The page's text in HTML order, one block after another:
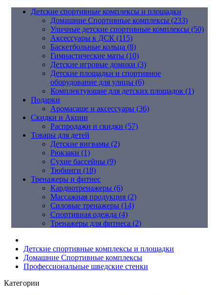
Детские спортивные комплексы и площадки
Домашние Спортивные комплексы (233)
Уличные детские спортивные комплексы (50)
Аксессуары к ДСК (115)
Баскетбольные кольца (8)
Гимнастические маты (10)
Детские игровые домики (3)
Детские площадки и спортивное
оборудование для улицы (6)
Комплектующие для детских площадок (1)
Подарки
Аромасаше и аксессуары (36)
Скидки и Акции
Распродажи и скидки (57)
Товары для детей
Детские вигвамы (2)
Рюкзаки (1)
Сухие бассейны (9)
Тюбинги (18)
Тренажеры и фитнес
Кардиотренажеры (6)
Массажная продукция (2)
Силовые тренажеры (14)
Спортивная одежда (4)
Тренажеры для фитнеса (2)
Детские спортивные комплексы и площадки
Домашние Спортивные комплексы
Профессиональные шведские стенки
Категории